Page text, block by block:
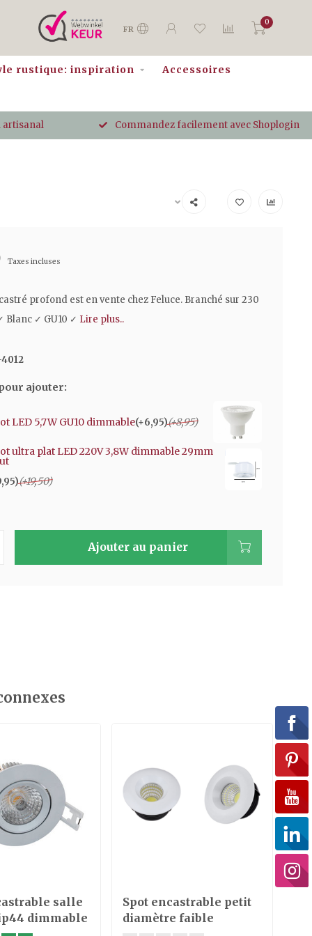
FR
0
rustique: inspiration Accessoires
artisanal Commandez facilement avec Shoplogin
Taxes incluses
profond est en vente chez Feluce. Branché sur 230
Blanc ✓ GU10 ✓ Lire plus..
ajouter:
LED 5,7W GU10 dimmable(+6,95)(+8,95)
ultra plat LED 220V 3,8W dimmable 29mm
(+19,50)
Ajouter au panier
salle
dimmable
Spot encastrable petit
diamètre faible